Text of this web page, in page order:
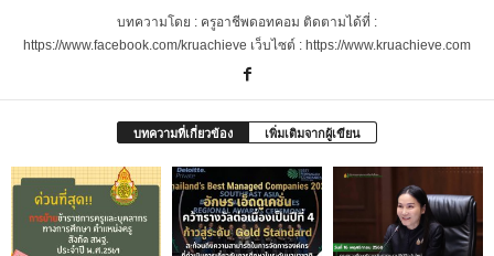
บทความโดย : ครูอาชีพดอทคอม ติดตามได้ที่ :
https://www.facebook.com/kruachieve เว็บไซต์ : https://www.kruachieve.com
บทความที่เกี่ยวข้อง เพิ่มเติมจากผู้เขียน